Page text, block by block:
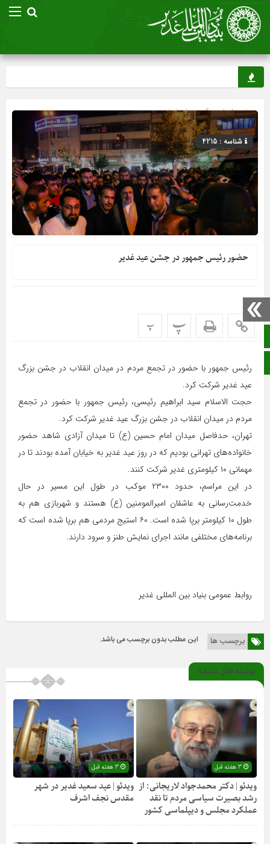
صفحه نخست
صفحه اصلی» گروه »اخبار غدیر
شناسه : 4215
حضور رئیس جمهور در جشن عید غدیر
پ پ
رئیس جمهور با حضور در تجمع مردم در میدان انقلاب در جشن بزرگ
عید غدیر شرکت کرد.
حجت الاسلام سید ابراهیم رئیسی، رئیس جمهور با حضور در تجمع
مردم در میدان انقلاب در جشن بزرگ عید غدیر شرکت کرد.
تهران، حدفاصل میدان امام حسین (ع) تا میدان آزادی شاهد حضور
خانواده‌های تهرانی بودیم که در روز عید غدیر به خیابان آمده بودند تا در
مهمانی ۱۰ کیلومتری غدیر شرکت کنند.
در این مراسم، حدود ۲۳۰۰ موکب در طول این مسیر در حال
خدمت‌رسانی به عاشقان امیرالمومنین (ع) هستند و شهربازی هم به
طول ۱۰ کیلومتر برپا شده است. ۶۰ استیج مردمی هم برپا شده است که
برنامه‌های مختلفی مانند اجرای نمایش طنز و سرود دارند.
روابط عمومی بنیاد بین المللی غدیر
برچسب ها این مطلب بدون برچسب می باشد.
نوشته های مشابه
3 هفته قبل
ویدئو | دکتر محمدجواد لاریجانی: از
رشد بصیرت سیاسی مردم تا نقد
عملکرد مجلس و دیپلماسی کشور
ویدئو | عید سعید غدیر در شهر
مقدس نجف اشرف